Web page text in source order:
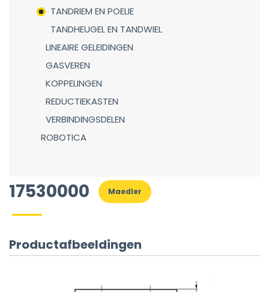
TANDRIEM EN POELIE
TANDHEUGEL EN TANDWIEL
LINEAIRE GELEIDINGEN
GASVEREN
KOPPELINGEN
REDUCTIEKASTEN
VERBINDINGSDELEN
ROBOTICA
17530000 Maedler
Productafbeeldingen